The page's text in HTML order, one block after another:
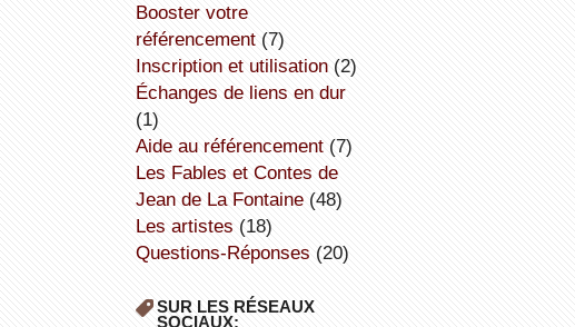
booster votre
référencement(7)
inscription et utilisation(2)
échanges de liens en dur
(1)
aide au référencement(7)
Les Fables et Contes de
Jean de La Fontaine(48)
Les artistes (18)
Questions-Réponses (20)
SUR LES RÉSEAUX
SOCIAUX: